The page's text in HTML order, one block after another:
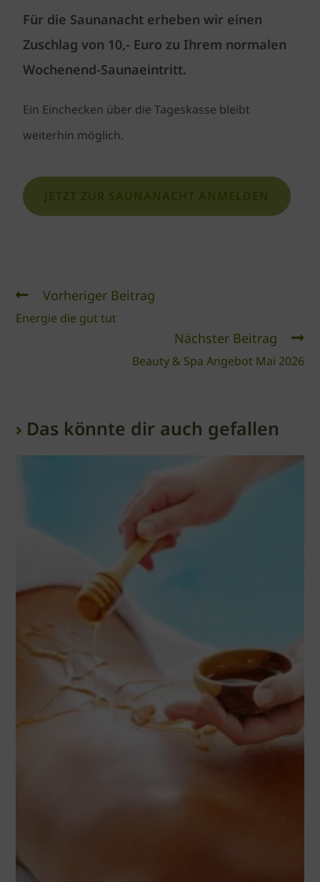
Für die Saunanacht erheben wir einen
Zuschlag von 10,- Euro zu Ihrem normalen
Wochenend-Saunaeintritt.
Ein Einchecken über die Tageskasse bleibt
weiterhin möglich.
JETZT ZUR SAUNANACHT ANMELDEN
Vorheriger Beitrag
Energie die gut tut
Nächster Beitrag
Beauty & Spa Angebot Mai 2026
Das könnte dir auch gefallen